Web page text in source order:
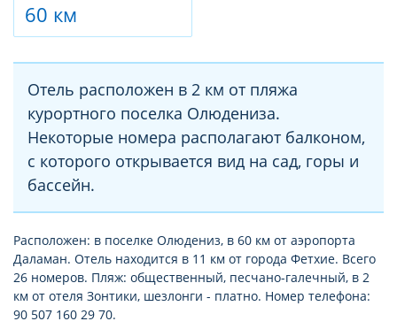
60 км
Отель расположен в 2 км от пляжа
курортного поселка Олюдениза.
Некоторые номера располагают балконом,
с которого открывается вид на сад, горы и
бассейн.
Расположен: в поселке Олюдениз, в 60 км от аэропорта
Даламан. Отель находится в 11 км от города Фетхие. Всего
26 номеров. Пляж: общественный, песчано-галечный, в 2
км от отеля Зонтики, шезлонги - платно. Номер телефона:
90 507 160 29 70.